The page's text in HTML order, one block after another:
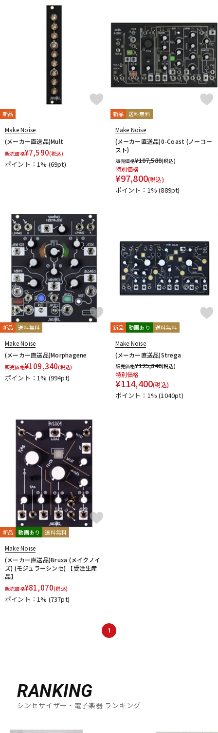
新品
Make Noise
(メーカー直送品)Mult
販売価格¥7,590(税込)
ポイント：1% (69pt)
新品 送料無料
Make Noise
(メーカー直送品)0-Coast (ノーコー
スト)
販売価格¥107,580(税込)
特別価格
¥97,800(税込)
ポイント：1%(889pt)
新品 送料無料
Make Noise
(メーカー直送品)Morphagene
販売価格¥109,340(税込)
ポイント：1% (994pt)
新品 動画あり 送料無料
Make Noise
(メーカー直送品)Strega
販売価格¥125,840(税込)
特別価格
¥114,400(税込)
ポイント：1%(1040pt)
新品 動画あり 送料無料
Make Noise
(メーカー直送品)Bruxa (メイクノイ
ズ) (モジュラーシンセ) 【受注生産
品】
販売価格¥81,070(税込)
ポイント：1% (737pt)
1
RANKING
シンセサイザー・電子楽器 ランキング